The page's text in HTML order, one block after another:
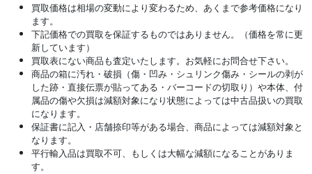
AppleWatch MacPC Android
PC カーナビ レコーダー 生活家電
買取価格は相場の変動により変わるため、あくまで参考価格になり
ます。
下記価格での買取を保証するものではありません。（価格を常に更
新しています）
買取表にない商品も査定いたします。お気軽にお問合せ下さい。
商品の箱に汚れ・破損（傷・凹み・シュリンク傷み・シールの剥が
した跡・直接伝票が貼ってある・バーコードの切取り）や本体、付
属品の傷や欠損は減額対象になり状態によっては中古品扱いの買取
になります。
保証書に記入・店舗捺印等がある場合、商品によっては減額対象と
なります。
平行輸入品は買取不可、もしくは大幅な減額になることがありま
す。